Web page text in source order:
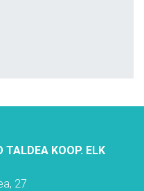
TALDEA KOOP. ELK
27